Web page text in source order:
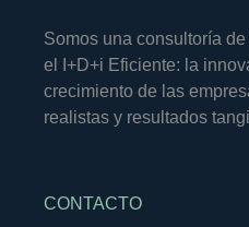
Somos una consultoría
el I+D+i Eficiente: la
crecimiento de las
realistas y resultados
CONTACTO